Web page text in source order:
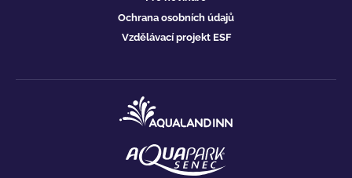
Ochrana osobních údajů
Vzdělávací projekt ESF